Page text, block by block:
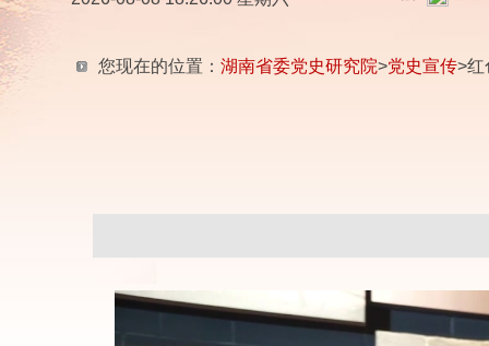
您现在的位置： 湖南省委党史研究院>党史宣传>红